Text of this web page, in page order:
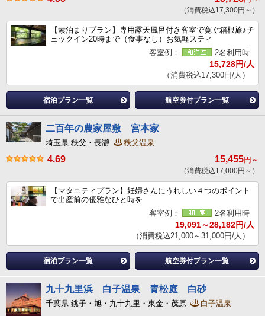
（消費税込17,300円～）
【素泊まりプラン】専用露天風呂付き客室で寛ぐ箱根旅♪チ
ェックイン20時まで（食事なし）お気軽スティ
客室例：
2名利用時
15,728円/人
（消費税込17,300円/人）
宿泊プラン一覧 航空券付プラン一覧
二百年の農家屋敷 宮本家
埼玉県 秩父・長瀞 秩父温泉
4.69 15,455円～
（消費税込17,000円～）
【マタニティプラン】妊婦さんにうれしい４つのポイント
で出産前の優雅なひと時を
客室例：
2名利用時
19,091～28,182円/人
（消費税込21,000～31,000円/人）
宿泊プラン一覧 航空券付プラン一覧
九十九里浜 白子温泉 青松庭 白砂
千葉県 銚子・旭・九十九里・東金・茂原 白子温泉